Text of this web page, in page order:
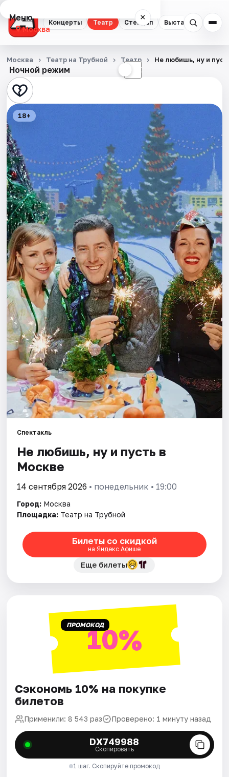
Концерты Театр Стендап Выставки
Меню ×
Москва
Концерты
Театр
Стендап
Выставки
Квесты
Экскурсии
Спорт
События
Города
Площадки
Артисты
Рейтинги
Ночной режим ☾
Москва Театр на Трубной Театр Не любишь, ну и
18+
Спектакль
Не любишь, ну и пусть в
Москве
14 сентября 2026 • понедельник • 19:00
Город: Москва
Площадка: Театр на Трубной
Билеты со скидкой
на Яндекс Афише
Еще билеты
ПРОМОКОД10%
Сэкономь 10% на покупке
билетов
Применили: 8 543 раз Проверено: 1 минуту назад
DX749988
Скопировать
1 шаг. Скопируйте промокод